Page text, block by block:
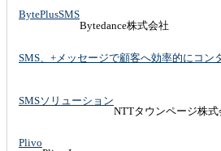
BytePlusSMS
Bytedance株式会社
SMS、+メッセージで顧客へ効率的にコン
SMSソリューション
NTTタウンページ株式
Plivo